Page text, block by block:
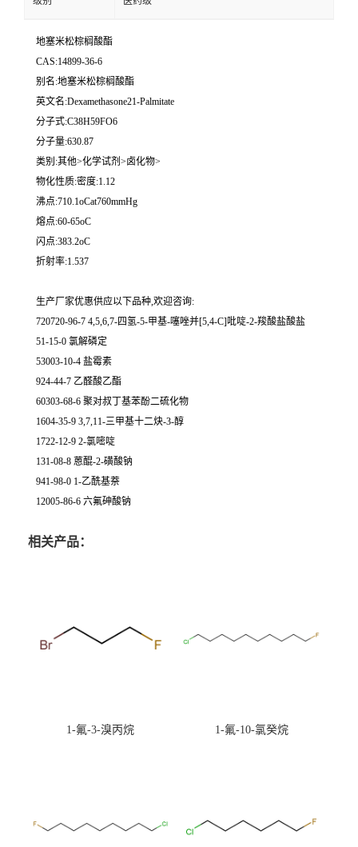
地塞米松棕榈酸酯
CAS:14899-36-6
别名:地塞米松棕榈酸酯
英文名:Dexamethasone21-Palmitate
分子式:C38H59FO6
分子量:630.87
类别:其他>化学试剂>卤化物>
物化性质:密度:1.12
沸点:710.1oCat760mmHg
熔点:60-65oC
闪点:383.2oC
折射率:1.537
生产厂家优惠供应以下品种,欢迎咨询:
720720-96-7 4,5,6,7-四氢-5-甲基-噻唑并[5,4-C]吡啶-2-羧酸盐酸盐
51-15-0 氯解磷定
53003-10-4 盐霉素
924-44-7 乙醛酸乙酯
60303-68-6 聚对叔丁基苯酚二硫化物
1604-35-9 3,7,11-三甲基十二炔-3-醇
1722-12-9 2-氯嘧啶
131-08-8 蒽醌-2-磺酸钠
941-98-0 1-乙酰基萘
12005-86-6 六氟砷酸钠
相关产品：
1-氟-3-溴丙烷 1-氟-10-氯癸烷